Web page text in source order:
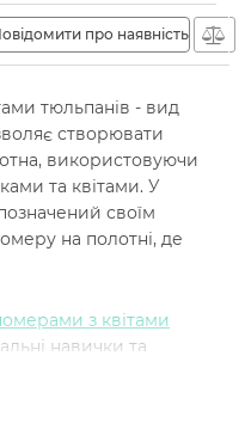
про наявність
тюльпанів - вид
створювати
використовуючи
та квітами. У
своїм
на полотні, де
з квітами
навички та
полягає у
потрібним